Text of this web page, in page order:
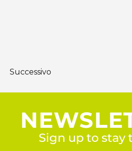
Successivo
Sign up to stay